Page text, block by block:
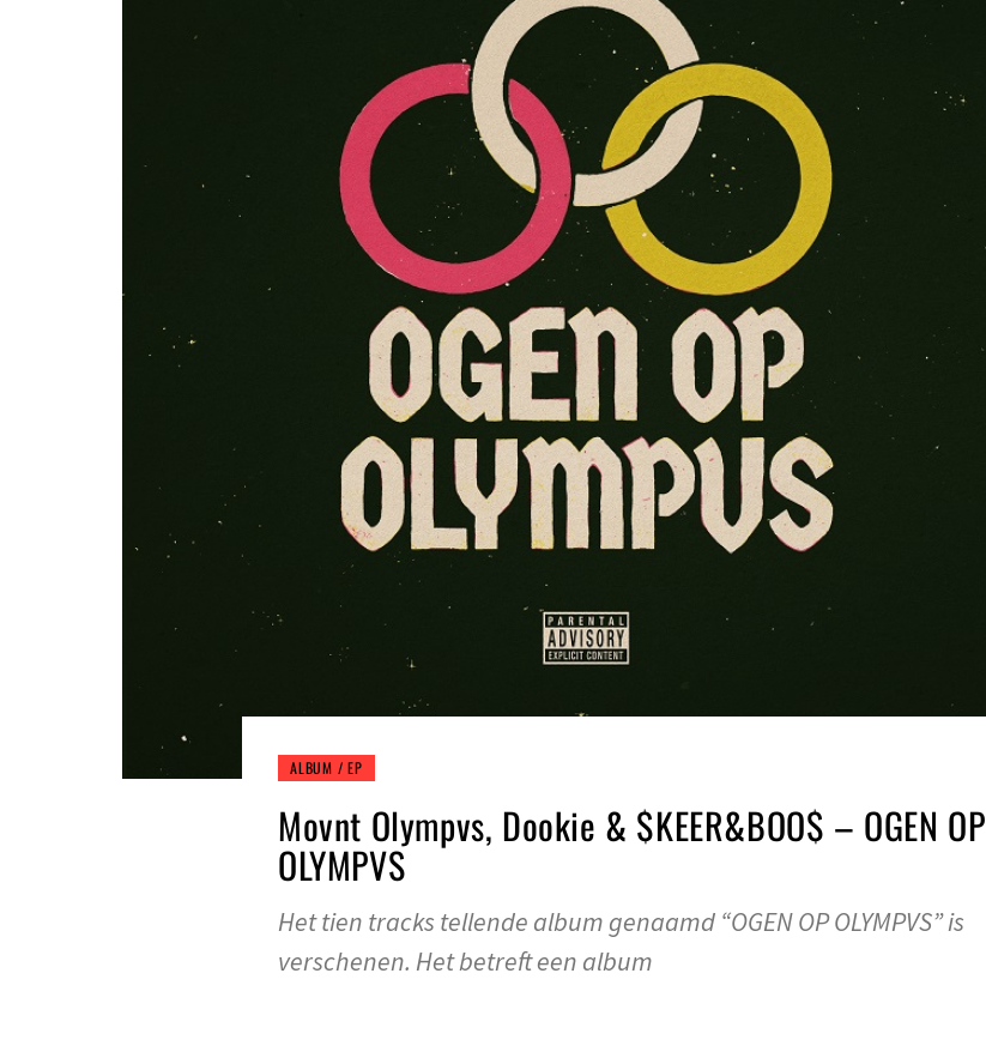
ALBUM / EP
Movnt Olympvs, Dookie & $KEER&BOO$ – OGEN OP
OLYMPVS
Het tien tracks tellende album genaamd “OGEN OP OLYMPVS” is
verschenen. Het betreft een album